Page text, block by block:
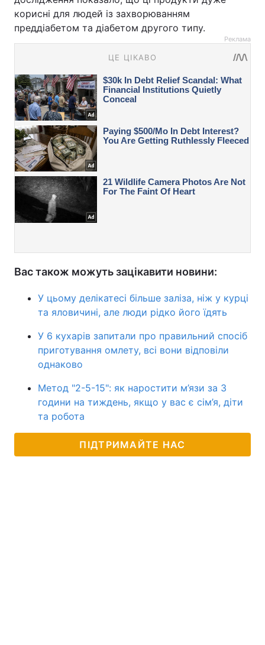
корисні для людей із захворюванням
преддіабетом та діабетом другого типу.
Реклама
Вас також можуть зацікавити новини:
У цьому делікатесі більше заліза, ніж у курці
та яловичині, але люди рідко його їдять
У 6 кухарів запитали про правильний спосіб
приготування омлету, всі вони відповіли
однаково
Метод "2-5-15": як наростити м’язи за 3
години на тиждень, якщо у вас є сім’я, діти
та робота
ПІДТРИМАЙТЕ НАС